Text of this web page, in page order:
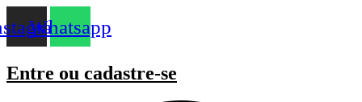
para
o
Whatsapp
Entre ou cadastre-se